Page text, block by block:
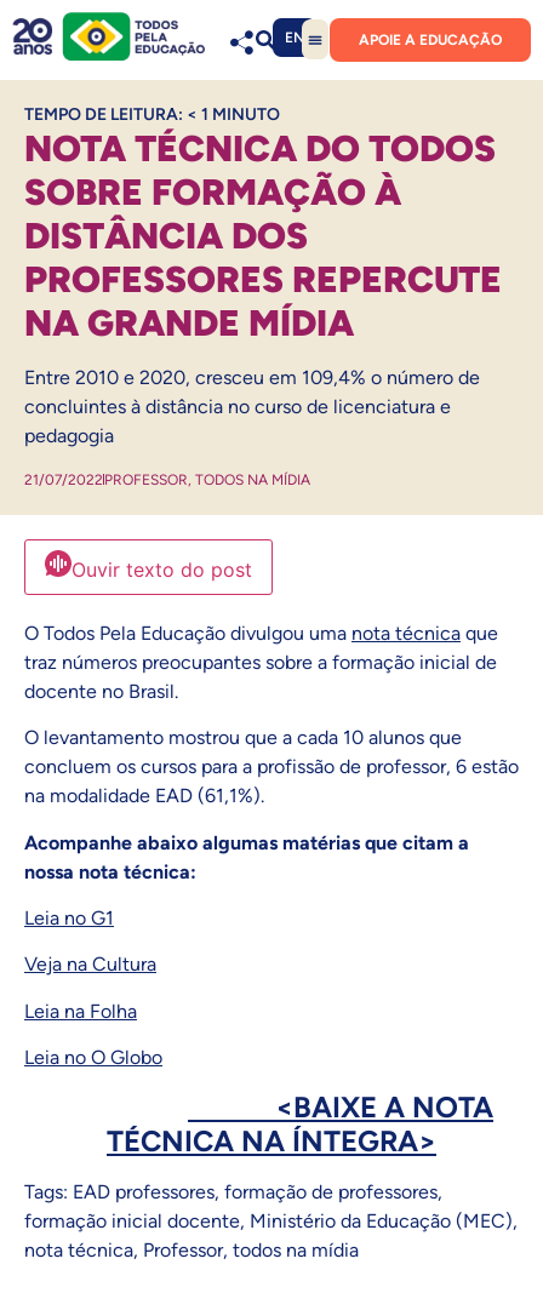
EN APOIE A EDUCAÇÃO
TEMPO DE LEITURA: < 1 MINUTO
NOTA TÉCNICA DO TODOS
SOBRE FORMAÇÃO À
DISTÂNCIA DOS
PROFESSORES REPERCUTE
NA GRANDE MÍDIA
Entre 2010 e 2020, cresceu em 109,4% o número de
concluintes à distância no curso de licenciatura e
pedagogia
21/07/2022 PROFESSOR, TODOS NA MÍDIA
Ouvir texto do post
O Todos Pela Educação divulgou uma nota técnica que
traz números preocupantes sobre a formação inicial de
docente no Brasil.
O levantamento mostrou que a cada 10 alunos que
concluem os cursos para a profissão de professor, 6 estão
na modalidade EAD (61,1%).
Acompanhe abaixo algumas matérias que citam a
nossa nota técnica:
Leia no G1
Veja na Cultura
Leia na Folha
Leia no O Globo
<BAIXE A NOTA
TÉCNICA NA ÍNTEGRA>
Tags: EAD professores, formação de professores,
formação inicial docente, Ministério da Educação (MEC),
nota técnica, Professor, todos na mídia